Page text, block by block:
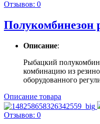
Отзывов: 0
Полукомбинезон
Описание:
Рыбацкий
комбинацию из
оборудованного
Описание товара
Отзывов: 0